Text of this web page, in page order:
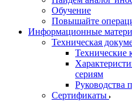
Обучение
Повышайте
Информационные
Техническая
Технические
сериям
Руководства
Сертификаты